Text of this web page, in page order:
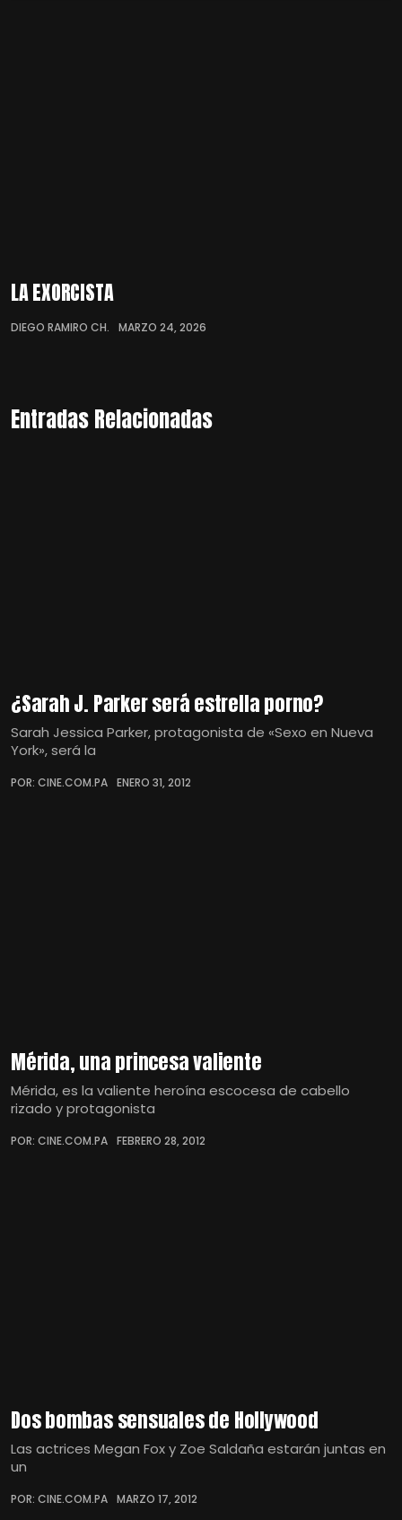
LA EXORCISTA
DIEGO RAMIRO CH. MARZO 24, 2026
Entradas Relacionadas
¿Sarah J. Parker será estrella porno?
Sarah Jessica Parker, protagonista de «Sexo en Nueva
York», será la
POR: CINE.COM.PA ENERO 31, 2012
Mérida, una princesa valiente
Mérida, es la valiente heroína escocesa de cabello
rizado y protagonista
POR: CINE.COM.PA FEBRERO 28, 2012
Dos bombas sensuales de Hollywood
Las actrices Megan Fox y Zoe Saldaña estarán juntas en
un
POR: CINE.COM.PA MARZO 17, 2012